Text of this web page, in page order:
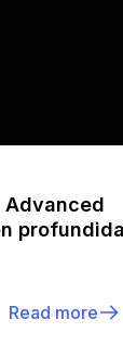
Advanced
Read more